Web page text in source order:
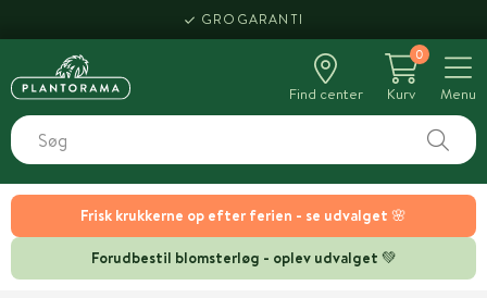
GROGARANTI
Find center
0
Kurv
Menu
Frisk krukkerne op efter ferien - se udvalget 🌸
Forudbestil blomsterløg - oplev udvalget 💚